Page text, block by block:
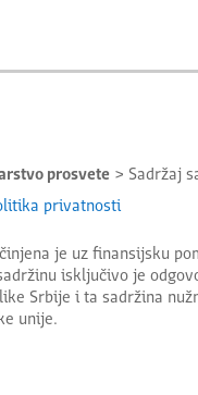
prosvete > Sadržaj
privatnosti
je uz finansijsku
isključivo je
Srbije i ta sadržina
unije.